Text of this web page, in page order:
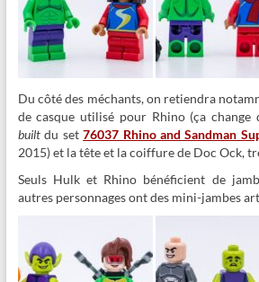
Du côté des méchants, on retiendra
de casque utilisé pour Rhino (ça change
builtdu set76037 Rhino and Sandman
2015) et la tête et la coiffure de Doc Ock,
Seuls Hulk et Rhino bénéficient de
autres personnages ont des mini-jambes